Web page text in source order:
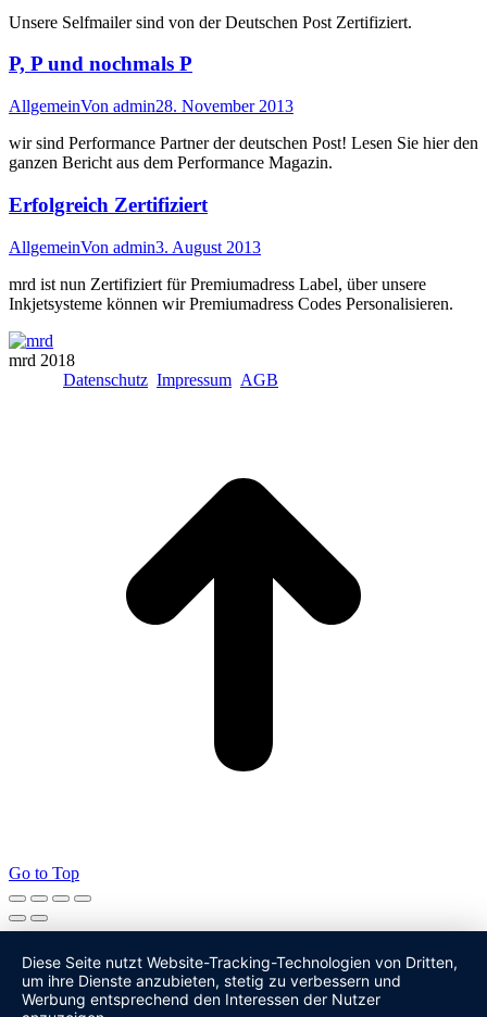
Unsere Selfmailer sind von der Deutschen Post Zertifiziert.
P, P und nochmals P
AllgemeinVon admin28. November 2013
wir sind Performance Partner der deutschen Post! Lesen Sie hier den
ganzen Bericht aus dem Performance Magazin.
Erfolgreich Zertifiziert
AllgemeinVon admin3. August 2013
mrd ist nun Zertifiziert für Premiumadress Label, über unsere
Inkjetsysteme können wir Premiumadress Codes Personalisieren.
mrd 2018
Datenschutz Impressum AGB
Go to Top
Diese Seite nutzt Website-Tracking-Technologien von Dritten,
um ihre Dienste anzubieten, stetig zu verbessern und
Werbung entsprechend den Interessen der Nutzer